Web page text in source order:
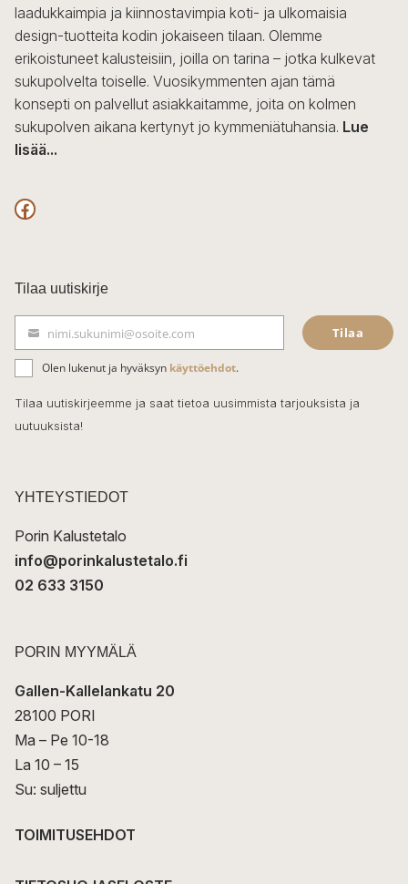
laadukkaimpia ja kiinnostavimpia koti- ja ulkomaisia
design-tuotteita kodin jokaiseen tilaan. Olemme
erikoistuneet kalusteisiin, joilla on tarina – jotka kulkevat
sukupolvelta toiselle. Vuosikymmenten ajan tämä
konsepti on palvellut asiakkaitamme, joita on kolmen
sukupolven aikana kertynyt jo kymmeniätuhansia. Lue
lisää...
F
c
e
b
o
o
k
Tilaa uutiskirje
ä
h
k
t
nimi.sukunimi@osoite.com Tilaa
Olen lukenut ja hyväksyn käyttöehdot.
Tilaa uutiskirjeemme ja saat tietoa uusimmista tarjouksista ja
uutuuksista!
YHTEYSTIEDOT
Porin Kalustetalo
info@porinkalustetalo.fi
02 633 3150
PORIN MYYMÄLÄ
Gallen-Kallelankatu 20
28100 PORI
Ma – Pe 10-18
La 10 – 15
Su: suljettu
TOIMITUSEHDOT